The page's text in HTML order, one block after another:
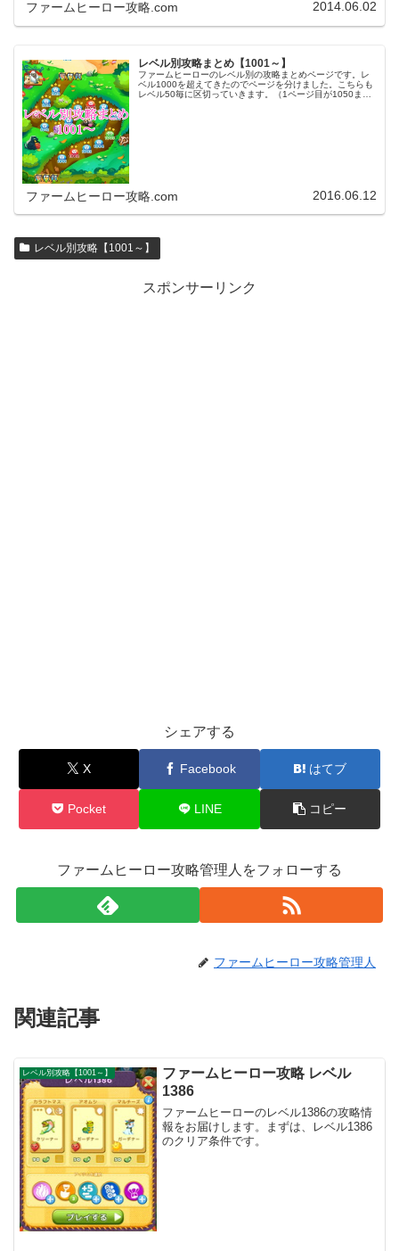
ファームヒーロー攻略.com 2014.06.02
レベル別攻略まとめ【1001～】
ファームヒーローのレベル別の攻略まとめページです。レ
ベル1000を超えてきたのでページを分けました。こちらも
レベル50毎に区切っていきます。（1ページ目が1050ま
ファームヒーロー攻略.com 2016.06.12
レベル別攻略【1001～】
スポンサーリンク
シェアする
X Facebook はてブ
Pocket LINE コピー
ファームヒーロー攻略管理人をフォローする
ファームヒーロー攻略管理人
関連記事
レベル別攻略【1001～】
ファームヒーロー攻略 レベル
1386
ファームヒーローのレベル1386の攻略情
報をお届けします。まずは、レベル1386
のクリア条件です。